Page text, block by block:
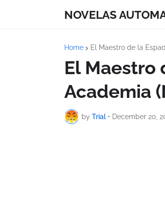
NOVELAS
Home El Maestro de la
El Maestro
Academia
by Trial • December 20,